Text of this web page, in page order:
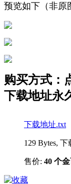
预览如下（非原
购买方式：
下载地址永
下载地址.txt
129 Bytes,
售价: 40 个